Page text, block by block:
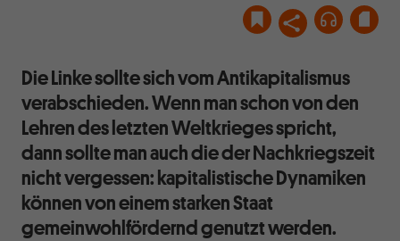
Die Linke sollte sich vom Antikapitalismus
verabschieden. Wenn man schon von den
Lehren des letzten Weltkrieges spricht,
dann sollte man auch die der Nachkriegszeit
nicht vergessen: kapitalistische Dynamiken
können von einem starken Staat
gemeinwohlfördernd genutzt werden.